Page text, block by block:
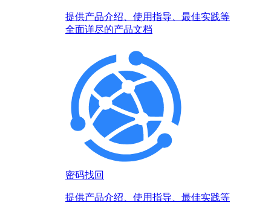
提供产品介绍、使用指导、最佳实践等
全面详尽的产品文档
密码找回
提供产品介绍、使用指导、最佳实践等